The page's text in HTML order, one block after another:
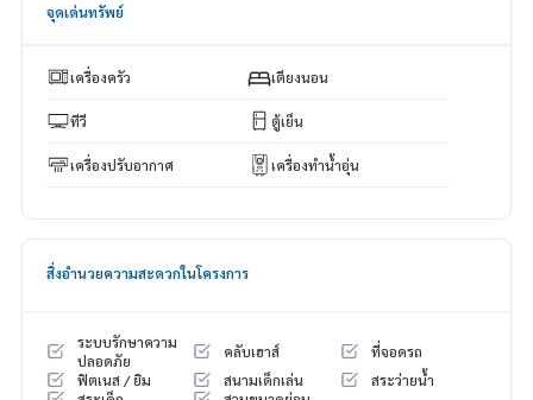
แอดมิน064-959-8900
https://www.p2nproperty.com
ประเภท ทุกแห่งในกรุงเทพฯ.
จุดเด่นทรัพย์
เครื่องครัว เตียงนอน
ทีวี ตู้เย็น
เครื่องปรับอากาศ เครื่องทำน้ำอุ่น
สิ่งอำนวยความสะดวกในโครงการ
ระบบรักษาความ
ปลอดภัย
คลับเฮาส์
ที่จอดรถ
ฟิตเนส / ยิม
สนามเด็กเล่น
สระว่ายน้ำ